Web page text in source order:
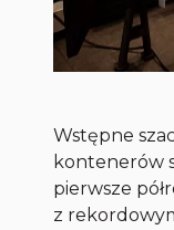
Wstępne
kontenerów
pierwsze
z